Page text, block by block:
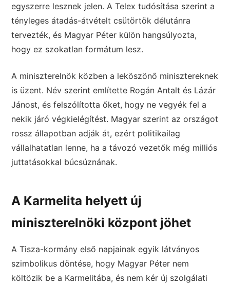
egyszerre lesznek jelen. A Telex tudósítása szerint a
tényleges átadás-átvételt csütörtök délutánra
tervezték, és Magyar Péter külön hangsúlyozta,
hogy ez szokatlan formátum lesz.
A miniszterelnök közben a leköszönő minisztereknek
is üzent. Név szerint említette Rogán Antalt és Lázár
Jánost, és felszólította őket, hogy ne vegyék fel a
nekik járó végkielégítést. Magyar szerint az országot
rossz állapotban adják át, ezért politikailag
vállalhatatlan lenne, ha a távozó vezetők még milliós
juttatásokkal búcsúznának.
A Karmelita helyett új
miniszterelnöki központ jöhet
A Tisza-kormány első napjainak egyik látványos
szimbolikus döntése, hogy Magyar Péter nem
költözik be a Karmelitába, és nem kér új szolgálati